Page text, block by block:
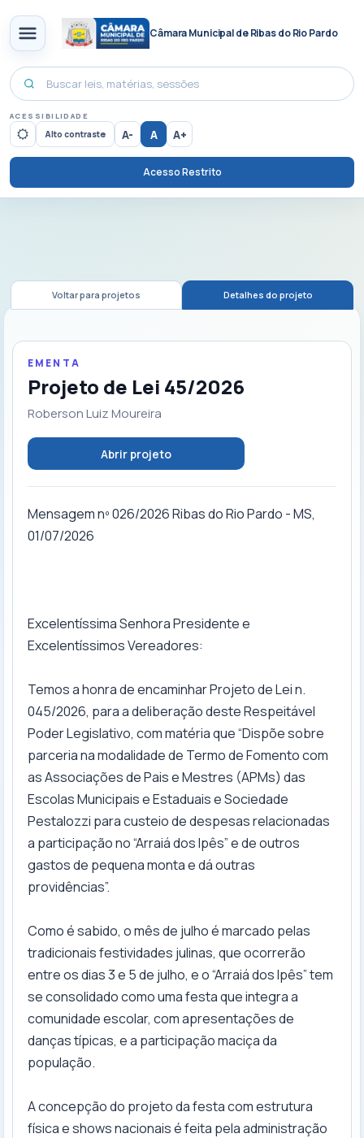
Câmara Municipal de Ribas do Rio Pardo
ACESSIBILIDADE
Alto contraste A- A A+
Acesso Restrito
Voltar para projetos Detalhes do projeto
EMENTA
Projeto de Lei 45/2026
Roberson Luiz Moureira
Abrir projeto
Mensagem nº 026/2026 Ribas do Rio Pardo - MS,
01/07/2026
Excelentíssima Senhora Presidente e
Excelentíssimos Vereadores:
Temos a honra de encaminhar Projeto de Lei n.
045/2026, para a deliberação deste Respeitável
Poder Legislativo, com matéria que “Dispõe sobre
parceria na modalidade de Termo de Fomento com
as Associações de Pais e Mestres (APMs) das
Escolas Municipais e Estaduais e Sociedade
Pestalozzi para custeio de despesas relacionadas
a participação no “Arraiá dos Ipês” e de outros
gastos de pequena monta e dá outras
providências”.
Como é sabido, o mês de julho é marcado pelas
tradicionais festividades julinas, que ocorrerão
entre os dias 3 e 5 de julho, e o “Arraiá dos Ipês” tem
se consolidado como uma festa que integra a
comunidade escolar, com apresentações de
danças típicas, e a participação maciça da
população.
A concepção do projeto da festa com estrutura
física e shows nacionais é feita pela administração